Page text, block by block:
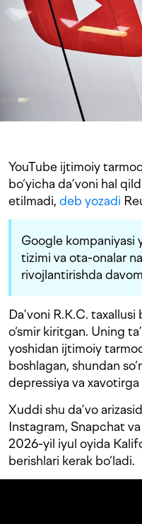
YouTube ijtimoiy
bo‘yicha da’voni hal
etilmadi, deb yozadi
Google kompaniyasi
tizimi va ota-onalar
rivojlantirishda
Da’voni R.K.C. taxallusi
o‘smir kiritgan. Uning
yoshidan ijtimoiy
boshlagan, shundan
depressiya va
Xuddi shu da’vo
Instagram, Snapchat
2026-yil iyul oyida
berishlari kerak bo‘ladi.